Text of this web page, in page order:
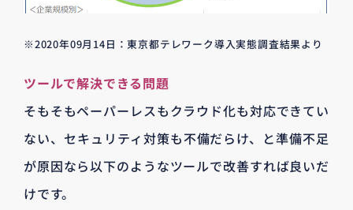
※2020年09月14日：東京都テレワーク導入実態調査結果より
ツールで解決できる問題
そもそもペーパーレスもクラウド化も対応できてい
ない、セキュリティ対策も不備だらけ、と準備不足
が原因なら以下のようなツールで改善すれば良いだ
けです。